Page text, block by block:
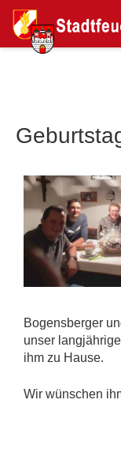
Bogensberger
unser
ihm zu Hause.
Wir wünschen